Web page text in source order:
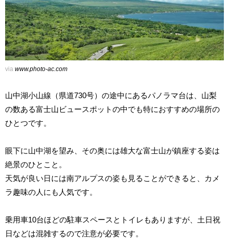
via www.photo-ac.com
山中湖小山線（県道730号）の途中にあるパノラマ台は、山梨
の数ある富士山ビュースポットの中でも特におすすめの場所の
ひとつです。
眼下に山中湖を望み、その奥には雄大な富士山が鎮座する姿は
絶景のひとこと。
天気が良い日には南アルプスの姿も見ることができると、カメ
ラ趣味の人にも人気です。
乗用車10台ほどの駐車スペースとトイレもありますが、土日祝
日などは混雑するので注意が必要です。